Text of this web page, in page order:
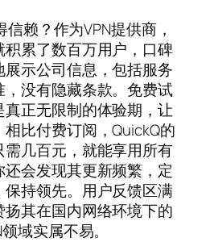
赖？作为VPN提供商，
累了数百万用户，口碑
展示公司信息，包括服务
没有隐藏条款。免费试
正无限制的体验期，让
比付费订阅，QuickQ的
几百元，就能享用所有
会发现其更新频繁，定
持领先。用户反馈区满
其在国内网络环境下的
域实属不易。